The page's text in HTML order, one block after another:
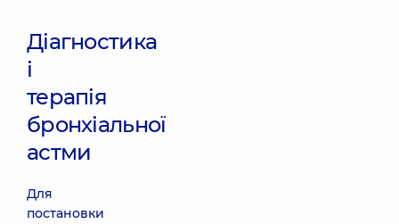
Діагностика
і
терапія
бронхіальної
астми
Для
постановки